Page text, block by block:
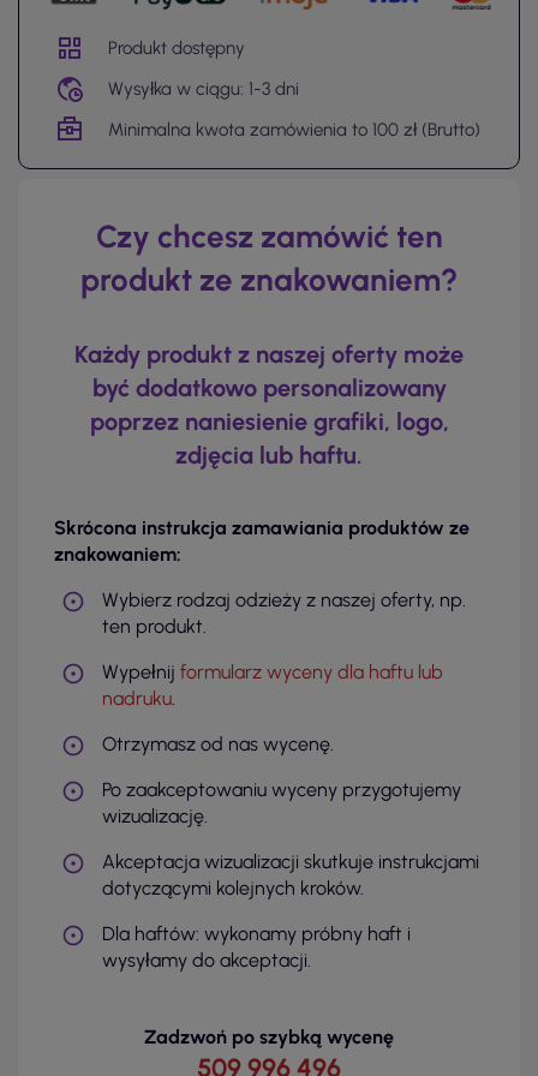
Produkt dostępny
Wysyłka w ciągu: 1-3 dni
Minimalna kwota zamówienia to 100 zł (Brutto)
Czy chcesz zamówić ten
produkt ze znakowaniem?
Każdy produkt z naszej oferty może
być dodatkowo personalizowany
poprzez naniesienie grafiki, logo,
zdjęcia lub haftu.
Skrócona instrukcja zamawiania produktów ze
znakowaniem:
Wybierz rodzaj odzieży z naszej oferty, np.
ten produkt.
Wypełnij formularz wyceny dla haftu lub
nadruku.
Otrzymasz od nas wycenę.
Po zaakceptowaniu wyceny przygotujemy
wizualizację.
Akceptacja wizualizacji skutkuje instrukcjami
dotyczącymi kolejnych kroków.
Dla haftów: wykonamy próbny haft i
wysyłamy do akceptacji.
Zadzwoń po szybką wycenę
509 996 496